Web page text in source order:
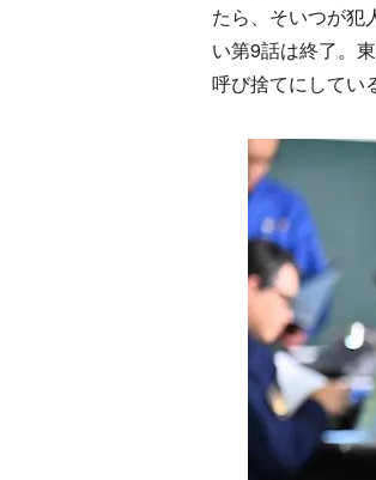
たら、そいつが犯
い第9話は終了。
呼び捨てにしてい